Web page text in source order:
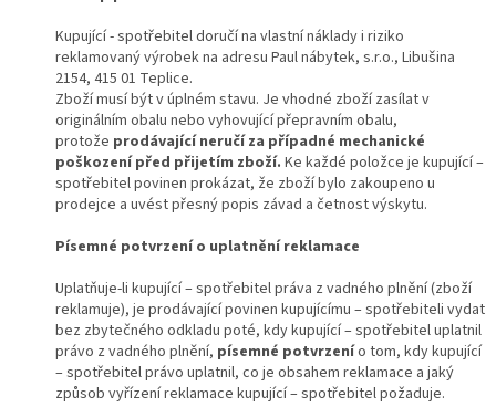
Kupující - spotřebitel doručí na vlastní náklady i riziko
reklamovaný výrobek na adresu Paul nábytek, s.r.o., Libušina
2154, 415 01 Teplice.
Zboží musí být v úplném stavu. Je vhodné zboží zasílat v
originálním obalu nebo vyhovující přepravním obalu,
protože prodávající neručí za případné mechanické
poškození před přijetím zboží. Ke každé položce je kupující –
spotřebitel povinen prokázat, že zboží bylo zakoupeno u
prodejce a uvést přesný popis závad a četnost výskytu.
Písemné potvrzení o uplatnění reklamace
Uplatňuje-li kupující – spotřebitel práva z vadného plnění (zboží
reklamuje), je prodávající povinen kupujícímu – spotřebiteli vydat
bez zbytečného odkladu poté, kdy kupující – spotřebitel uplatnil
právo z vadného plnění, písemné potvrzenío tom, kdy kupující
– spotřebitel právo uplatnil, co je obsahem reklamace a jaký
způsob vyřízení reklamace kupující – spotřebitel požaduje.